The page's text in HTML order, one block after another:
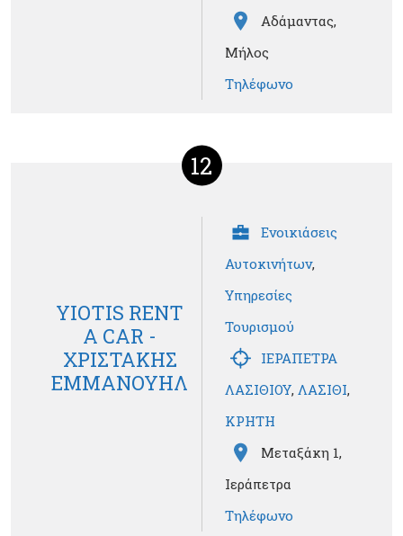
Αδάμαντας,
Μήλος
Τηλέφωνο
12
YIOTIS RENT
A CAR -
ΧΡΙΣΤΑΚΗΣ
ΕΜΜΑΝΟΥΗΛ
Ενοικιάσεις
Αυτοκινήτων,
Υπηρεσίες
Τουρισμού
ΙΕΡΑΠΕΤΡΑ
ΛΑΣΙΘΙΟΥ, ΛΑΣΙΘΙ,
ΚΡΗΤΗ
Μεταξάκη 1,
Ιεράπετρα
Τηλέφωνο